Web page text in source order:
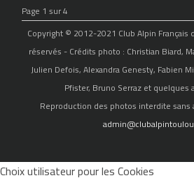
Page 1 sur 4
Copyright © 2012-2021 Club Alpin Français
réservés - Crédits photo : Christian Biard,
Julien Defois, Alexandra Genesty, Fabien
Pfister, Bruno Serraz et quelques
Reproduction des photos interdite sans
Choix utilisateur pour les Cookies